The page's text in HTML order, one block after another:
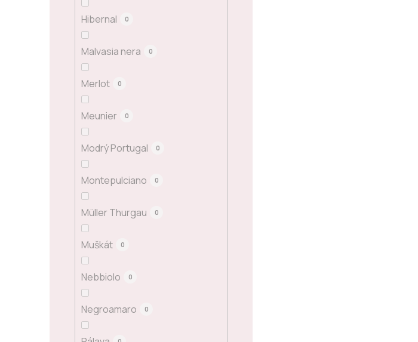
Hibernal 0
Malvasia nera 0
Merlot 0
Meunier 0
Modrý Portugal 0
Montepulciano 0
Müller Thurgau 0
Muškát 0
Nebbiolo 0
Negroamaro 0